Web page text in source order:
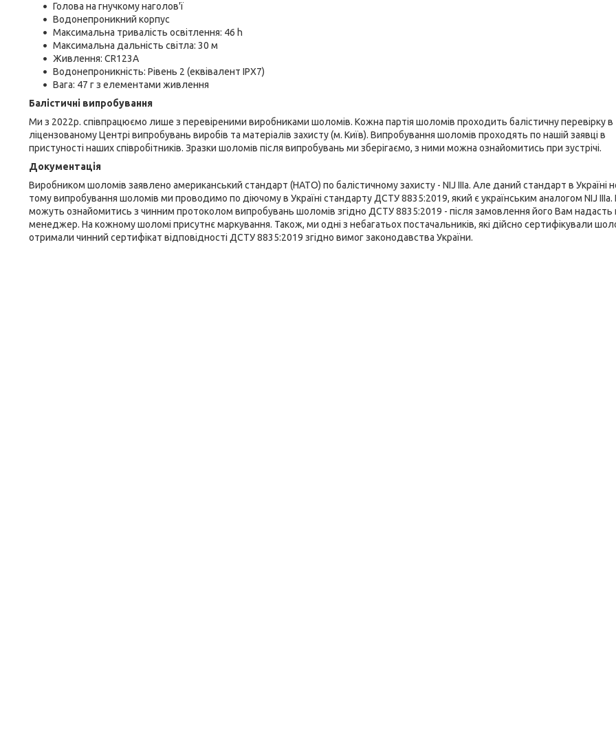
Голова на гнучкому наголов'ї
Водонепроникний корпус
Максимальна тривалість освітлення: 46 h
Максимальна дальність світла: 30 м
Живлення: CR123A
Водонепроникність: Рівень 2 (еквівалент IPX7)
Вага: 47 г з елементами живлення
Балістичні випробування
Ми з 2022р. співпрацюємо лише з перевіреними виробниками шоломів. Кожна партія шоломів проходить балістичну перевірку в
ліцензованому Центрі випробувань виробів та матеріалів захисту (м. Київ). Випробування шоломів проходять по нашій заявці в
пристуності наших співробітників. Зразки шоломів після випробувань ми зберігаємо, з ними можна ознайомитись при зустрічі.
Документація
Виробником шоломів заявлено американський стандарт (НАТО) по балістичному захисту - NIJ IIIa. Але даний стандарт в Україні
тому випробування шоломів ми проводимо по діючому в Україні стандарту ДСТУ 8835:2019, який є українським аналогом NIJ IIIa.
можуть ознайомитись з чинним протоколом випробувань шоломів згідно ДСТУ 8835:2019 - після замовлення його Вам надасть
менеджер. На кожному шоломі присутнє маркування. Також, ми одні з небагатьох постачальників, які дійсно сертифікували
отримали чинний сертифікат відповідності ДСТУ 8835:2019 згідно вимог законодавства України.